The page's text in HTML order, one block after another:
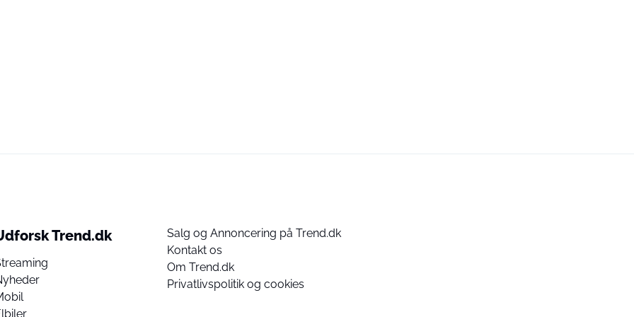
Trend.dk
Salg og Annoncering på Trend.dk
Kontakt os
Om Trend.dk
Privatlivspolitik og cookies